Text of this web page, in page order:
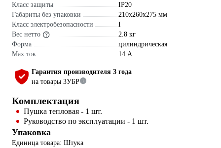
Класс защиты
IP20
Габариты без упаковки
210х260х275 мм
Класс электробезопасности
I
Вес нетто
2.8 кг
Форма
цилиндрическая
Max ток
14 А
Гарантия производителя 3 года
на товары ЗУБР
Комплектация
Пушка тепловая - 1 шт.
Руководство по эксплуатации - 1 шт.
Упаковка
Единица товара: Штука